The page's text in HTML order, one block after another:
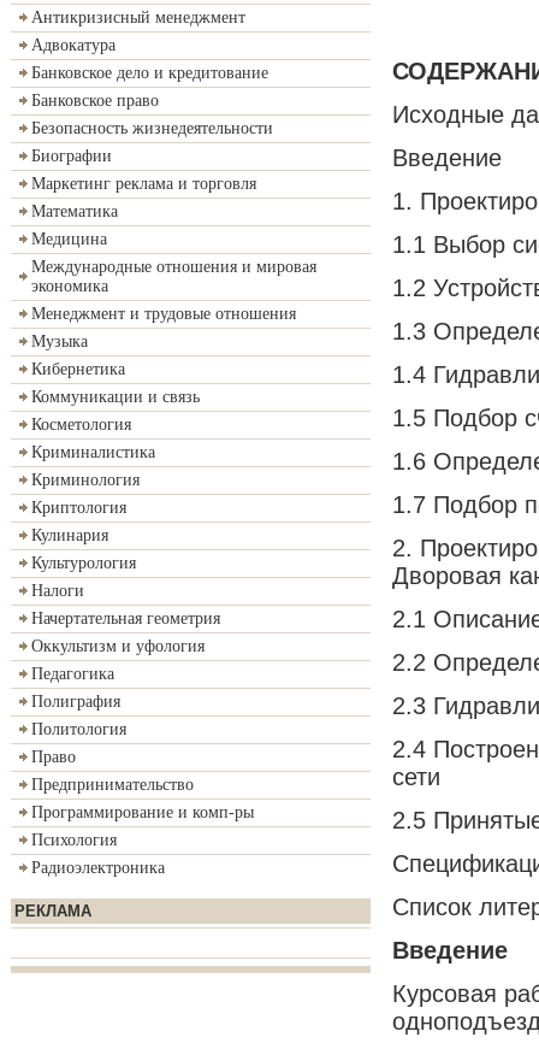
Антикризисный менеджмент
Адвокатура
Банковское дело и кредитование
Банковское право
Безопасность жизнедеятельности
Биографии
Маркетинг реклама и торговля
Математика
Медицина
Международные отношения и мировая
экономика
Менеджмент и трудовые отношения
Музыка
Кибернетика
Коммуникации и связь
Косметология
Криминалистика
Криминология
Криптология
Кулинария
Культурология
Налоги
Начертательная геометрия
Оккультизм и уфология
Педагогика
Полиграфия
Политология
Право
Предпринимательство
Программирование и комп-ры
Психология
Радиоэлектроника
РЕКЛАМА
Исходные
Введение
1.
1.1 Выбор
1.2
1.3
1.4
1.5 Подбор
1.6
1.7 Подбор
2.
Дворовая
2.1
2.2
2.3
2.4
сети
2.5
Список
Введение
Курсовая